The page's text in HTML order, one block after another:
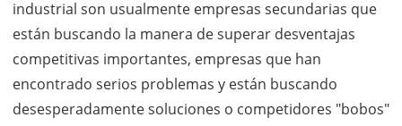
industrial son usualmente empresas secundarias que
están buscando la manera de superar desventajas
competitivas importantes, empresas que han
encontrado serios problemas y están buscando
desesperadamente soluciones o competidores "bobos"